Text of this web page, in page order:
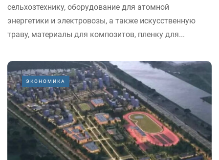
сельхозтехнику, оборудование для атомной
энергетики и электровозы, а также искусственную
траву, материалы для композитов, пленку для...
ЭКОНОМИКА